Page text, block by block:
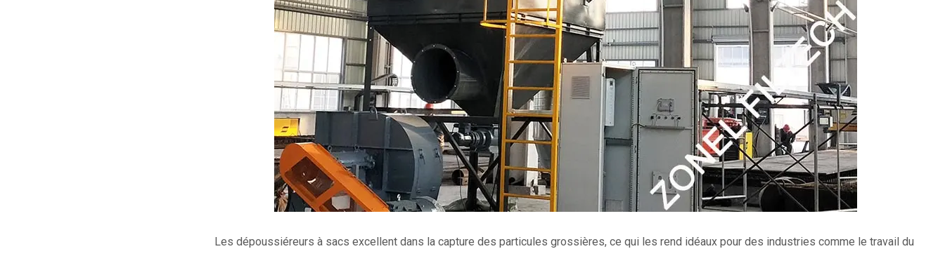
Les dépoussiéreurs à sacs excellent dans la capture des particules grossières, ce qui les rend idéaux pour des industries comme le travail du